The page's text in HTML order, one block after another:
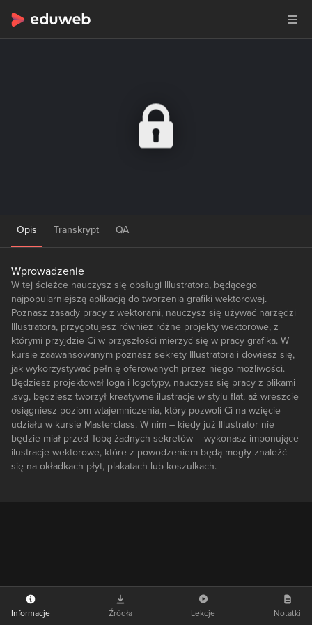
Opis Transkrypt QA
Wprowadzenie
W tej ścieżce nauczysz się obsługi Illustratora, będącego
najpopularniejszą aplikacją do tworzenia grafiki wektorowej.
Poznasz zasady pracy z wektorami, nauczysz się używać narzędzi
Illustratora, przygotujesz również różne projekty wektorowe, z
którymi przyjdzie Ci w przyszłości mierzyć się w pracy grafika. W
kursie zaawansowanym poznasz sekrety Illustratora i dowiesz się,
jak wykorzystywać pełnię oferowanych przez niego możliwości.
Będziesz projektował loga i logotypy, nauczysz się pracy z plikami
.svg, będziesz tworzył kreatywne ilustracje w stylu flat, aż wreszcie
osiągniesz poziom wtajemniczenia, który pozwoli Ci na wzięcie
udziału w kursie Masterclass. W nim – kiedy już Illustrator nie
będzie miał przed Tobą żadnych sekretów – wykonasz imponujące
ilustracje wektorowe, które z powodzeniem będą mogły znaleźć
się na okładkach płyt, plakatach lub koszulkach.
Informacje Źródła Lekcje Notatki